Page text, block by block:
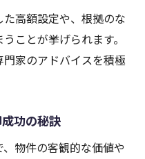
高額設定や、根拠のな
ことが挙げられます。
家のアドバイスを積極
功の秘訣
物件の客観的な価値や